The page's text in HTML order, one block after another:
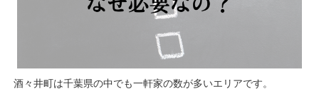
酒々井町は千葉県の中でも一軒家の数が多いエリアです。